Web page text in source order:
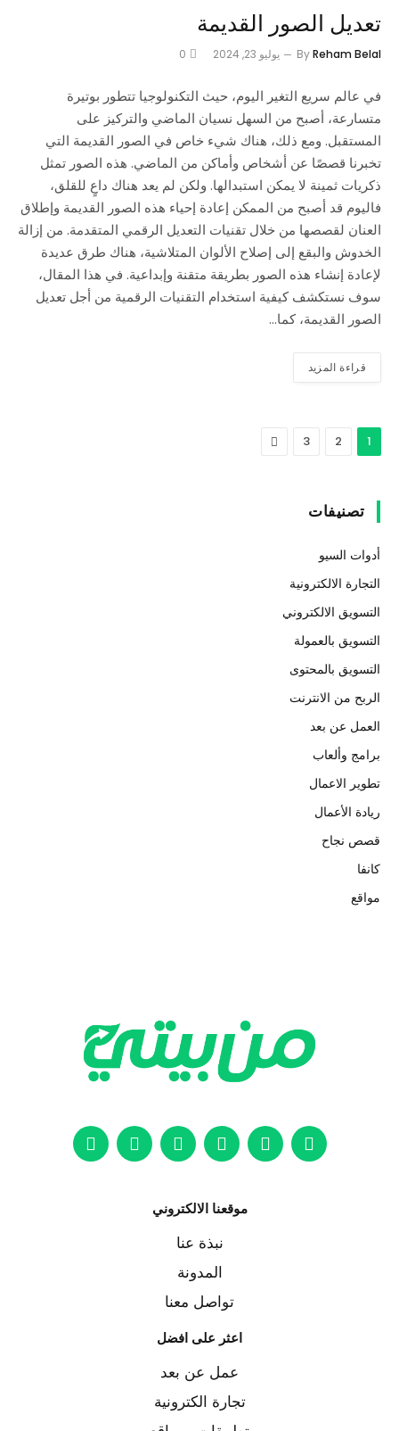
تعديل الصور القديمة
ByReham Belal يوليو 23, 2024 0
في عالم سريع التغير اليوم، حيث التكنولوجيا تتطور بوتيرة
متسارعة، أصبح من السهل نسيان الماضي والتركيز على
المستقبل. ومع ذلك، هناك شيء خاص في الصور القديمة التي
تخبرنا قصصًا عن أشخاص وأماكن من الماضي. هذه الصور تمثل
ذكريات ثمينة لا يمكن استبدالها. ولكن لم يعد هناك داعٍ للقلق،
فاليوم قد أصبح من الممكن إعادة إحياء هذه الصور القديمة وإطلاق
العنان لقصصها من خلال تقنيات التعديل الرقمي المتقدمة. من إزالة
الخدوش والبقع إلى إصلاح الألوان المتلاشية، هناك طرق عديدة
لإعادة إنشاء هذه الصور بطريقة متقنة وإبداعية. في هذا المقال،
سوف نستكشف كيفية استخدام التقنيات الرقمية من أجل تعديل
الصور القديمة، كما…
قراءة المزيد
1
2
3 التالي
تصنيفات
أدوات السيو
التجارة الالكترونية
التسويق الالكتروني
التسويق بالعمولة
التسويق بالمحتوى
الربح من الانترنت
العمل عن بعد
برامج وألعاب
تطوير الاعمال
ريادة الأعمال
قصص نجاح
كانفا
مواقع
موقعنا الالكتروني
نبذة عنا
المدونة
تواصل معنا
اعثر على افضل
عمل عن بعد
تجارة الكترونية